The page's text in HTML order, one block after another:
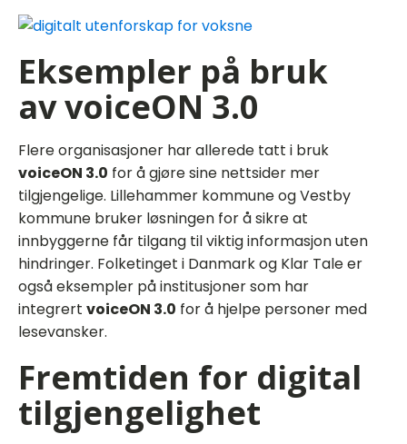
Eksempler på bruk
av voiceON 3.0
Flere organisasjoner har allerede tatt i bruk
voiceON 3.0 for å gjøre sine nettsider mer
tilgjengelige. Lillehammer kommune og Vestby
kommune bruker løsningen for å sikre at
innbyggerne får tilgang til viktig informasjon uten
hindringer. Folketinget i Danmark og Klar Tale er
også eksempler på institusjoner som har
integrert voiceON 3.0 for å hjelpe personer med
lesevansker.
Fremtiden for digital
tilgjengelighet